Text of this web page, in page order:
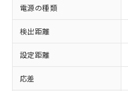
電源の種類
検出距離
設定距離
応差